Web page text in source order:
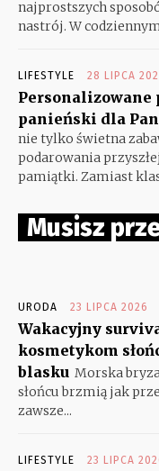
najprostszych
nastrój. W
LIFESTYLE 28 LIPCA
Personalizowane
panieński dla
nie tylko świetna
podarowania
pamiątki. Zamiast
Musisz
URODA 23 LIPCA 2026
Wakacyjny
kosmetykom
blasku Morska
słońcu brzmią jak
zawsze...
LIFESTYLE 23 LIPCA